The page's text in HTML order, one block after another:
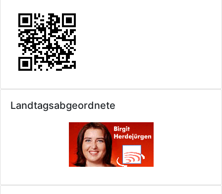
Landtagsabgeordnete